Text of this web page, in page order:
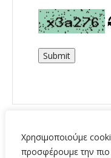
Χρησιμοποιούμε
προσφέρουμε την πιο
Submit